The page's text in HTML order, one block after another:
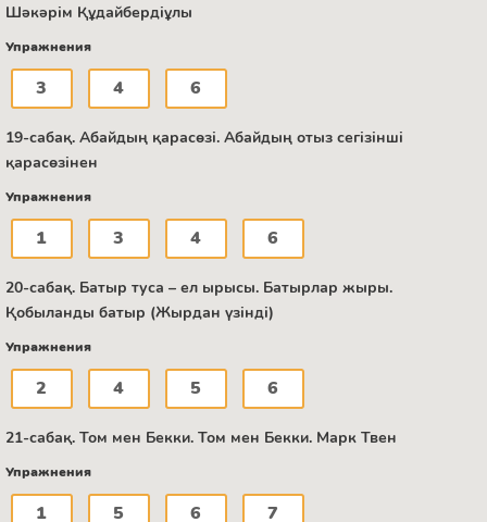
Шәкәрім Құдайбердіұлы
Упражнения
3 4 6
19-сабақ. Абайдың қарасөзі. Абайдың отыз сегізінші
қарасөзінен
Упражнения
1 3 4 6
20-сабақ. Батыр туса – ел ырысы. Батырлар жыры.
Қобыланды батыр (Жырдан үзінді)
Упражнения
2 4 5 6
21-сабақ. Том мен Бекки. Том мен Бекки. Марк Твен
Упражнения
1 5 6 7